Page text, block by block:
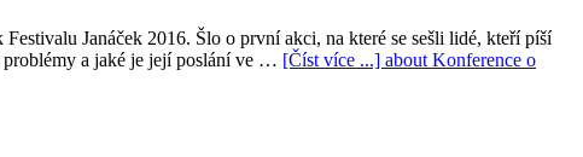
Janáček 2016. Šlo o první akci, na které se sešli lidé, kteří píší
problémy a jaké je její poslání ve … [Číst více ...] about Konference o